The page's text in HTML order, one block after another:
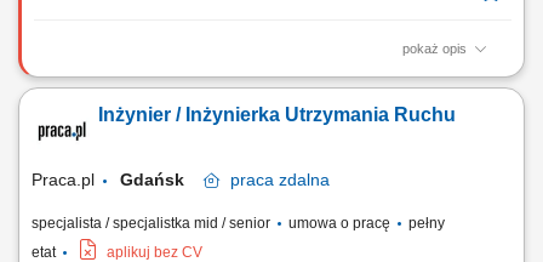
pokaż opis
Twoje zadania na stanowisku: Usuwanie awarii, badanie przyczyn
ewidencja przeglądów oraz napraw urządzeń na terenie zakładu.
Przeglądy maszyn i urządzeń, przygotowywanie planów i zakresów
Inżynier / Inżynierka Utrzymania Ruchu
Praca.pl Gdańsk praca zdalna
specjalista / specjalistka mid / senior umowa o pracę
pełny
etat
aplikuj bez CV